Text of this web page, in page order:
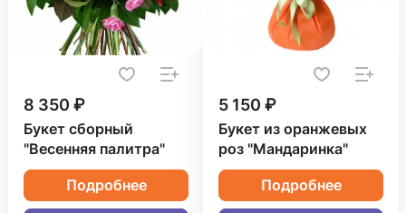
8 350 ₽
Букет сборный
"Весенняя палитра"
Подробнее
5 150 ₽
Букет из оранжевых
роз "Мандаринка"
Подробнее